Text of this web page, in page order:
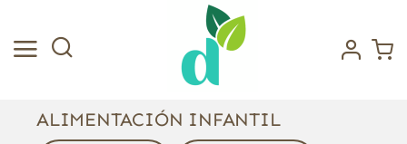
contenido
ALIMENTACIÓN INFANTIL